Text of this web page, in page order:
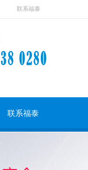
联系福泰
联系福泰